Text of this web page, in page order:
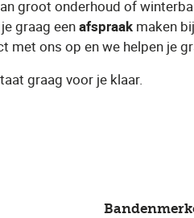
groot onderhoud of
graag een afspraak maken
met ons op en we helpen je
graag voor je klaar.